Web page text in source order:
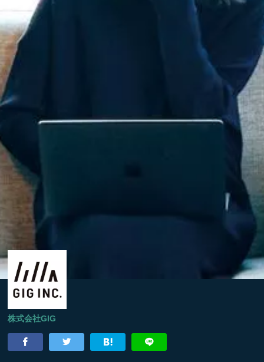
株式会社GIG